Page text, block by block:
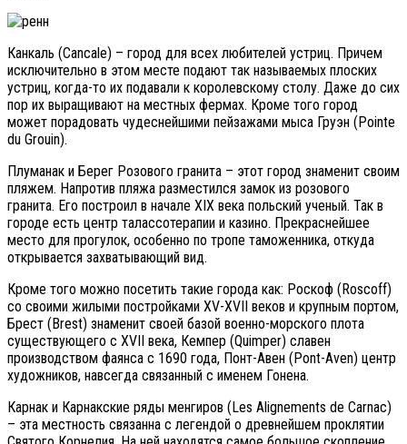
Канкаль (Cancale) – город для всех любителей устриц. Причем
исключительно в этом месте подают так называемых плоских
устриц, когда-то их подавали к королевскому столу. Даже до сих
пор их выращивают на местных фермах. Кроме того город
может порадовать чудеснейшими пейзажами мыса Груэн (Pointe
du Grouin).
Плуманак и Берег Розового гранита – этот город знаменит своим
пляжем. Напротив пляжа разместился замок из розового
гранита. Его построил в начале XIX века польский ученый. Так в
городе есть центр талассотерапии и казино. Прекраснейшее
место для прогулок, особенно по тропе таможенника, откуда
открывается захватывающий вид.
Кроме того можно посетить такие города как: Роскоф (Rоsсоff)
со своими жилыми постройками XV-XVII веков и крупным портом,
Брест (Вrеst) знаменит своей базой военно-морского плота
существующего с XVII века, Кемпер (Quimреr) славен
производством фаянса с 1690 года, Понт-Авен (Роnt-Аvеn) центр
художников, навсегда связанный с именем Гонена.
Карнак и Карнакские ряды менгиров (Lеs Аlignеmеnts dе Саrnас)
– эта местность связанна с легендой о древнейшем проклятии